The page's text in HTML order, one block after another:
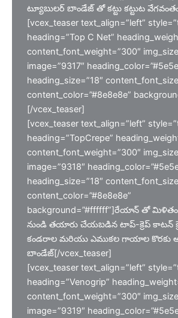
ట్యూబులర్ బాండేజ్ తో కట్టు కట్టుట
[vcex_teaser text_align=”left”
heading=”Top C Net”
content_font_weight=”300″
image=”9317″
heading_size=”18″
content_color=”#8e8e8e”
[/vcex_teaser]
[vcex_teaser text_align=”left”
heading=”TopCrepe”
content_font_weight=”300″
image=”9318″
heading_size=”18″
content_color=”#8e8e8e”
background=”#ffffff”]రేయాన్ తో
నుండి తయారు చేయబడిన టాప్-క్రెప్ కాటన్
కండరాల మరియు ఎముకల గాయాల కొరకు
బాండేజ్[/vcex_teaser]
[vcex_teaser text_align=”left”
heading=”Venogrip”
content_font_weight=”300″
image=”9319″